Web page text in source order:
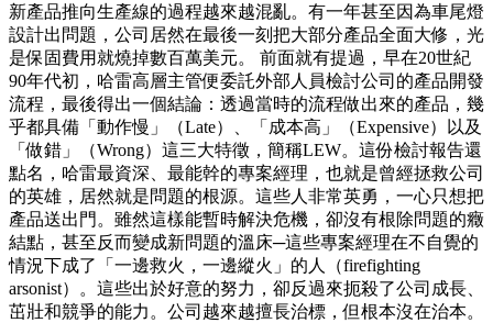
新產品推向生產線的過程越來越混亂。有一年甚至因為車尾燈
設計出問題，公司居然在最後一刻把大部分產品全面大修，光
是保固費用就燒掉數百萬美元。 前面就有提過，早在20世紀
90年代初，哈雷高層主管便委託外部人員檢討公司的產品開發
流程，最後得出一個結論：透過當時的流程做出來的產品，幾
乎都具備「動作慢」（Late）、「成本高」（Expensive）以及
「做錯」（Wrong）這三大特徵，簡稱LEW。這份檢討報告還
點名，哈雷最資深、最能幹的專案經理，也就是曾經拯救公司
的英雄，居然就是問題的根源。這些人非常英勇，一心只想把
產品送出門。雖然這樣能暫時解決危機，卻沒有根除問題的癥
結點，甚至反而變成新問題的溫床─這些專案經理在不自覺的
情況下成了「一邊救火，一邊縱火」的人（firefighting
arsonist）。這些出於好意的努力，卻反過來扼殺了公司成長、
茁壯和競爭的能力。公司越來越擅長治標，但根本沒在治本。